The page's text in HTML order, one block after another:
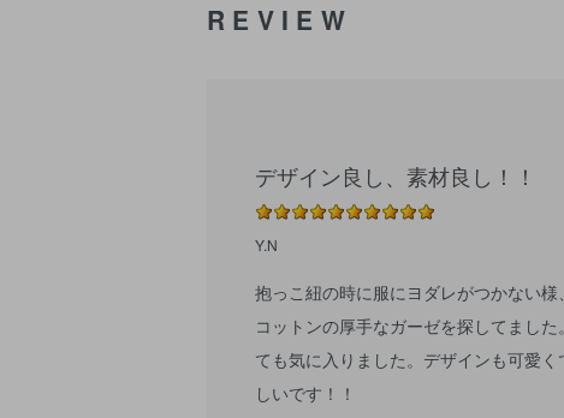
REVIEW
デザイン良し、素材良し！！
Y.N
抱っこ紐の時に服にヨダレがつかない
コットンの厚手なガーゼを探してまし
ても気に入りました。デザインも可愛
しいです！！